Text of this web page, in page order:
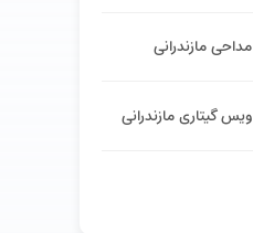
مداحی مازندرانی
ویس گیتاری مازندرانی